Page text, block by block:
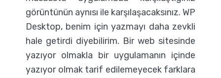
görüntünün aynısı ile karşılaşacaksınız. WP
Desktop, benim için yazmayı daha zevkli
hale getirdi diyebilirim. Bir web sitesinde
yazıyor olmakla bir uygulamanın içinde
yazıyor olmak tarif edilemeyecek farklara